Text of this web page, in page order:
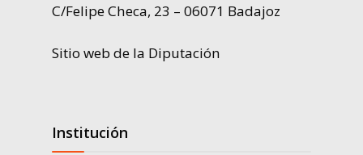
C/Felipe Checa, 23 – 06071 Badajoz
Sitio web de la Diputación
Institución